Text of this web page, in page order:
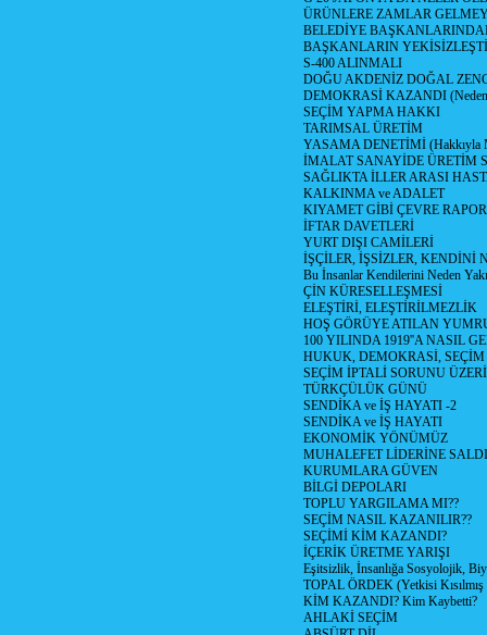
ÜRÜNLERE ZAMLAR
BELEDİYE
BAŞKANLARIN
S-400 ALINMALI
DOĞU AKDENİZ DOĞAL
DEMOKRASİ KAZANDI (Neden
SEÇİM YAPMA HAKKI
TARIMSAL ÜRETİM
YASAMA DENETİMİ (Hakkıyla
İMALAT SANAYİDE ÜRETİM
SAĞLIKTA İLLER ARASI
KALKINMA ve ADALET
KIYAMET GİBİ ÇEVRE
İFTAR DAVETLERİ
YURT DIŞI CAMİLERİ
İŞÇİLER, İŞSİZLER, KENDİNİ
Bu İnsanlar Kendilerini Neden
ÇİN KÜRESELLEŞMESİ
ELEŞTİRİ, ELEŞTİRİLMEZLİK
HOŞ GÖRÜYE ATILAN
100 YILINDA 1919''A NASIL
HUKUK, DEMOKRASİ, SEÇİM
SEÇİM İPTALİ SORUNU
TÜRKÇÜLÜK GÜNÜ
SENDİKA ve İŞ HAYATI -2
SENDİKA ve İŞ HAYATI
EKONOMİK YÖNÜMÜZ
MUHALEFET LİDERİNE
KURUMLARA GÜVEN
BİLGİ DEPOLARI
TOPLU YARGILAMA MI??
SEÇİM NASIL KAZANILIR??
SEÇİMİ KİM KAZANDI?
İÇERİK ÜRETME YARIŞI
Eşitsizlik, İnsanlığa Sosyolojik,
TOPAL ÖRDEK (Yetkisi
KİM KAZANDI? Kim Kaybetti?
AHLAKİ SEÇİM